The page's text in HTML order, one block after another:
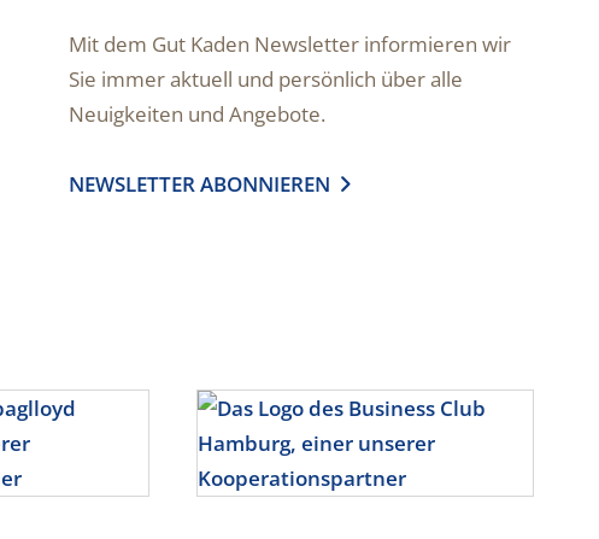
Mit dem Gut Kaden Newsletter informieren wir
Sie immer aktuell und persönlich über alle
Neuigkeiten und Angebote.
NEWSLETTER ABONNIEREN 